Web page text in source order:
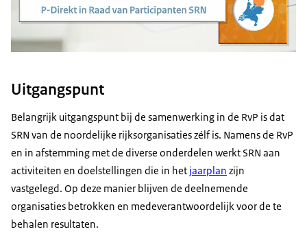
Uitgangspunt
Belangrijk uitgangspunt bij de samenwerking in de RvP is dat
SRN van de noordelijke rijksorganisaties zélf is. Namens de RvP
en in afstemming met de diverse onderdelen werkt SRN aan
activiteiten en doelstellingen die in het jaarplan zijn
vastgelegd. Op deze manier blijven de deelnemende
organisaties betrokken en medeverantwoordelijk voor de te
behalen resultaten.